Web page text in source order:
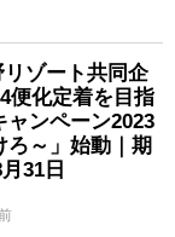
リゾート共同企
便化定着を目指
ャンペーン2023
ろ～」始動｜期
31日